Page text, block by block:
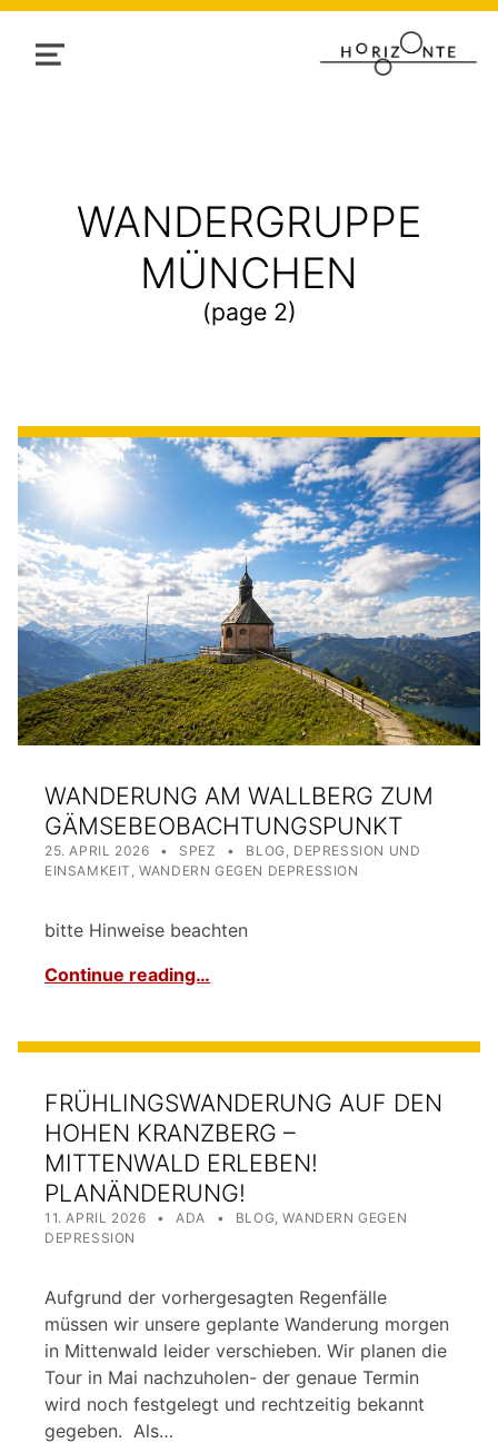
MENU
TAG:
WANDERGRUPPE
MÜNCHEN
(page 2)
WANDERUNG AM WALLBERG ZUM
GÄMSEBEOBACHTUNGSPUNKT
25. APRIL 2026 SPEZ CATEGORIZED IN:
BLOG
DEPRESSION UND
EINSAMKEIT ,WANDERN GEGEN DEPRESSION
bitte Hinweise beachten
Continue reading…
FRÜHLINGSWANDERUNG AUF DEN
HOHEN KRANZBERG –
MITTENWALD ERLEBEN!
PLANÄNDERUNG!
11. APRIL 2026 ADA CATEGORIZED IN:
BLOG ,WANDERN GEGEN
DEPRESSION
Aufgrund der vorhergesagten Regenfälle
müssen wir unsere geplante Wanderung morgen
in Mittenwald leider verschieben. Wir planen die
Tour in Mai nachzuholen- der genaue Termin
wird noch festgelegt und rechtzeitig bekannt
gegeben. Als…